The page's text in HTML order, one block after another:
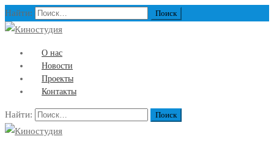
Найти:
О нас
Новости
Проекты
Контакты
Найти: